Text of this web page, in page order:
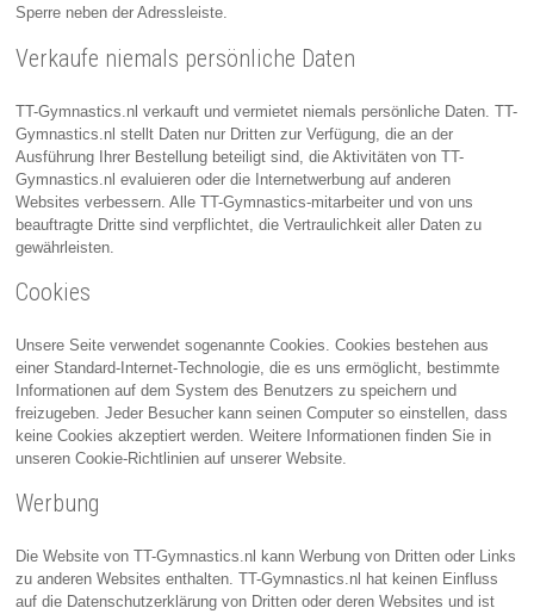
Sperre neben der Adressleiste.
Verkaufe niemals persönliche Daten
TT-Gymnastics.nl verkauft und vermietet niemals persönliche Daten. TT-
Gymnastics.nl stellt Daten nur Dritten zur Verfügung, die an der
Ausführung Ihrer Bestellung beteiligt sind, die Aktivitäten von TT-
Gymnastics.nl evaluieren oder die Internetwerbung auf anderen
Websites verbessern. Alle TT-Gymnastics-mitarbeiter und von uns
beauftragte Dritte sind verpflichtet, die Vertraulichkeit aller Daten zu
gewährleisten.
Cookies
Unsere Seite verwendet sogenannte Cookies. Cookies bestehen aus
einer Standard-Internet-Technologie, die es uns ermöglicht, bestimmte
Informationen auf dem System des Benutzers zu speichern und
freizugeben. Jeder Besucher kann seinen Computer so einstellen, dass
keine Cookies akzeptiert werden. Weitere Informationen finden Sie in
unseren Cookie-Richtlinien auf unserer Website.
Werbung
Die Website von TT-Gymnastics.nl kann Werbung von Dritten oder Links
zu anderen Websites enthalten. TT-Gymnastics.nl hat keinen Einfluss
auf die Datenschutzerklärung von Dritten oder deren Websites und ist